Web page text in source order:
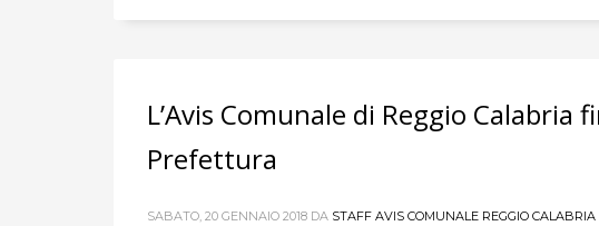
L’Avis Comunale di Reggio
Prefettura
SABATO, 20 GENNAIO 2018 DA STAFF AVIS COMUNALE REGGIO CALABRIA